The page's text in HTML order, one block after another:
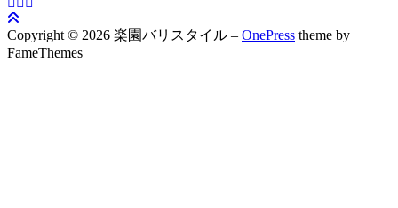
Copyright © 2026 楽園バリスタイル – OnePress theme by
FameThemes